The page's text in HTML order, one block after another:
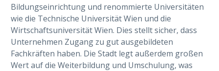
Bildungseinrichtung und renommierte Universitäten
wie die Technische Universität Wien und die
Wirtschaftsuniversität Wien. Dies stellt sicher, dass
Unternehmen Zugang zu gut ausgebildeten
Fachkräften haben. Die Stadt legt außerdem großen
Wert auf die Weiterbildung und Umschulung, was